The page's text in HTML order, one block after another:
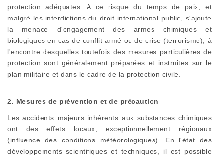
protection adéquates. A ce risque du temps de paix, et
malgré les interdictions du droit international public, s'ajoute
la menace d'engagement des armes chimiques et
biologiques en cas de conflit armé ou de crise (terrorisme), à
l'encontre desquelles toutefois des mesures particulières de
protection sont généralement préparées et instruites sur le
plan militaire et dans le cadre de la protection civile.
2. Mesures de prévention et de précaution
Les accidents majeurs inhérents aux substances chimiques
ont des effets locaux, exceptionnellement régionaux
(influence des conditions météorologiques). En l'état des
développements scientifiques et techniques, il est possible